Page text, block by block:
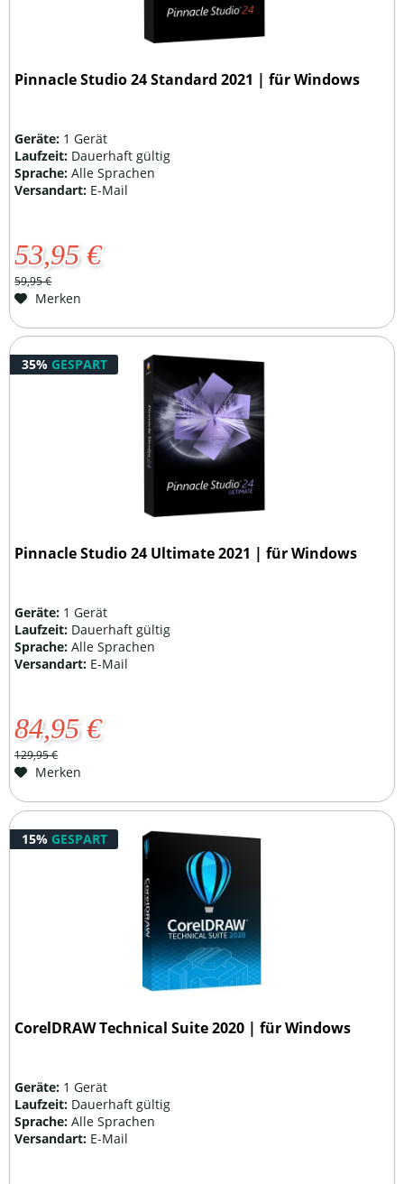
Pinnacle Studio 24 Standard 2021 | für Windows
Geräte: 1 Gerät
Laufzeit: Dauerhaft gültig
Sprache:Alle Sprachen
Versandart: E-Mail
53,95 €
59,95 €
Merken
35% GESPART
Pinnacle Studio 24 Ultimate 2021 | für Windows
Geräte: 1 Gerät
Laufzeit: Dauerhaft gültig
Sprache:Alle Sprachen
Versandart: E-Mail
84,95 €
129,95 €
Merken
15% GESPART
CorelDRAW Technical Suite 2020 | für Windows
Geräte: 1 Gerät
Laufzeit: Dauerhaft gültig
Sprache:Alle Sprachen
Versandart: E-Mail